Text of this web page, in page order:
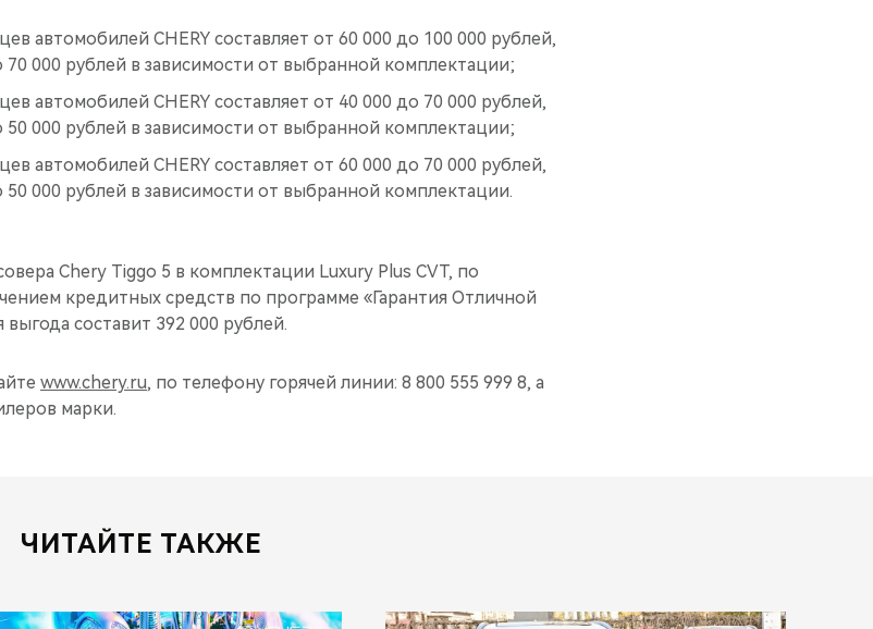
автомобилей CHERY составляет от 60 000 до 100 000 рублей,
000 рублей в зависимости от выбранной комплектации;
автомобилей CHERY составляет от 40 000 до 70 000 рублей,
000 рублей в зависимости от выбранной комплектации;
автомобилей CHERY составляет от 60 000 до 70 000 рублей,
000 рублей в зависимости от выбранной комплектации.
Chery Tiggo 5 в комплектации Luxury Plus CVT, по
кредитных средств по программе «Гарантия Отличной
составит 392 000 рублей.
www.chery.ru, по телефону горячей линии: 8 800 555 999 8, а
марки.
ЧИТАЙТЕ ТАКЖЕ